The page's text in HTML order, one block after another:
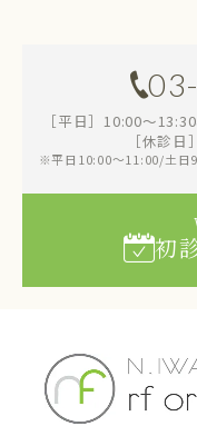
［平日］10:00～
［休診
※平日10:00～11:00/土日
初